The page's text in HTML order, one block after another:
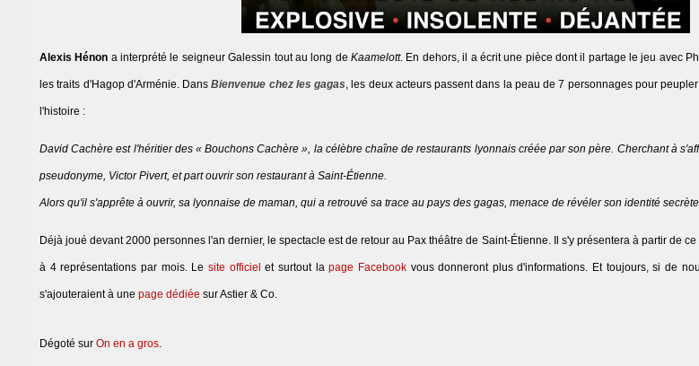
Alexis Hénon a interprété le seigneur Galessin tout au long deKaamelott. En dehors, il a écrit une pièce dont il partage le jeu avec
les traits d'Hagop d'Arménie. DansBienvenue chez les gagas, les deux acteurs passent dans la peau de 7 personnages pour
l'histoire :
David Cachère est l'héritier des « Bouchons Cachère », la célèbre chaîne de restaurants lyonnais créée par son père. Cherchant à
pseudonyme, Victor Pivert, et part ouvrir son restaurant à Saint-Étienne.
Alors qu'il s'apprête à ouvrir, sa lyonnaise de maman, qui a retrouvé sa trace au pays des gagas, menace de révéler son identité
Déjà joué devant 2000 personnes l'an dernier, le spectacle est de retour au Pax théâtre de Saint-Étienne. Il s'y présentera à partir de
à 4 représentations par mois. Le site officiel et surtout lapage Facebookvous donneront plus d'informations. Et toujours, si de
s'ajouteraient à une page dédiée sur Astier & Co.
Dégoté sur On en a gros.